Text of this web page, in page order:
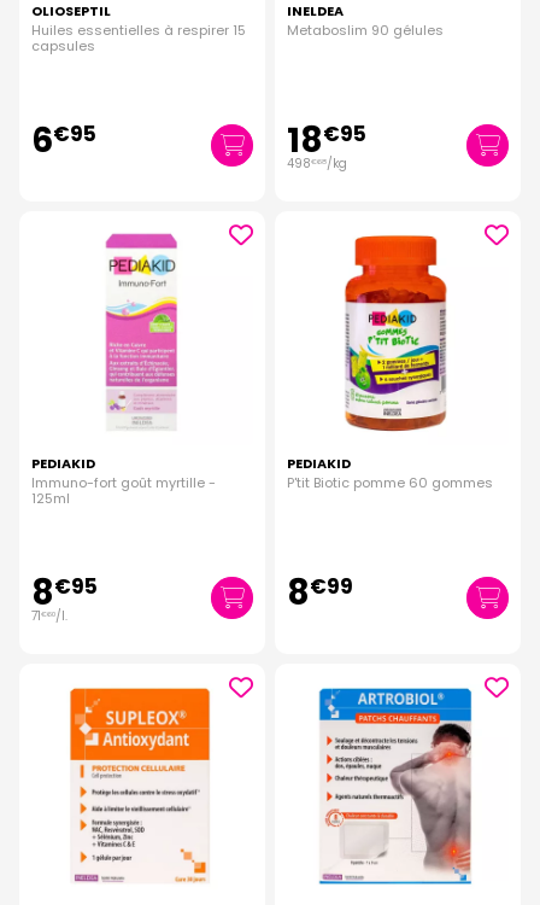
OLIOSEPTIL
Huiles essentielles à respirer 15
capsules
6€95
INELDEA
Metaboslim 90 gélules
18€95
498€68/kg
PEDIAKID
Immuno-fort goût myrtille -
125ml
8€95
71€60/l.
PEDIAKID
P'tit Biotic pomme 60 gommes
8€99